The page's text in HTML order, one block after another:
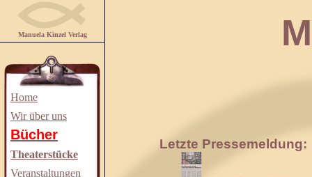
Manuela Kinzel Verlag
Home
Wir über uns
Bücher
Theaterstücke
Veranstaltungen
Letzte Pressemeldung: